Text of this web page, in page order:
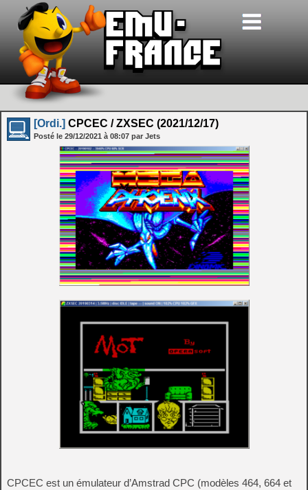
[Ordi.] CPCEC / ZXSEC (2021/12/17)
Posté le 29/12/2021 à 08:07 par Jets
CPCEC est un émulateur d’Amstrad CPC (modèles 464, 664 et